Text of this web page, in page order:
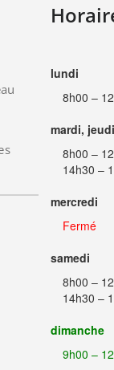
lundi
8h00 –
mardi,
8h00 –
14h30 –
mercredi
Fermé
samedi
8h00 –
14h30 –
dimanche
9h00 –